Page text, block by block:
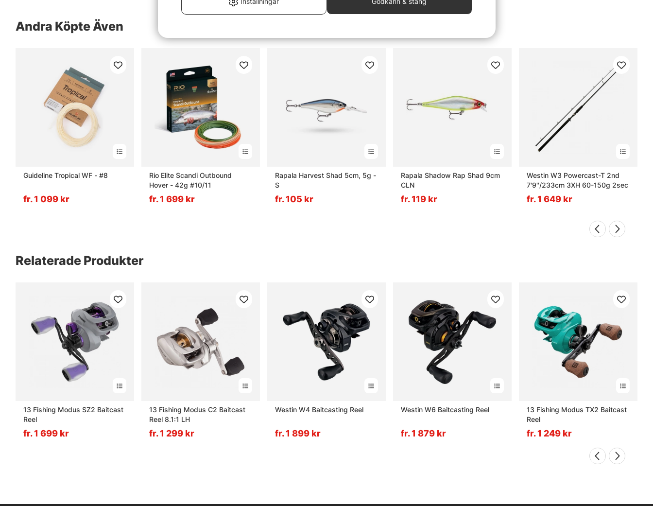
Andra Köpte Även
Guideline Tropical WF - #8
fr. 1 099 kr
Rio Elite Scandi Outbound
Hover - 42g #10/11
fr. 1 699 kr
Rapala Harvest Shad 5cm, 5g -
S
fr. 105 kr
Rapala Shadow Rap Shad 9cm
CLN
fr. 119 kr
Westin W3 Powercast-T 2nd
7'9''/233cm 3XH 60-150g 2sec
fr. 1 649 kr
Relaterade Produkter
13 Fishing Modus SZ2 Baitcast
Reel
fr. 1 699 kr
13 Fishing Modus C2 Baitcast
Reel 8.1:1 LH
fr. 1 299 kr
Westin W4 Baitcasting Reel
fr. 1 899 kr
Westin W6 Baitcasting Reel
fr. 1 879 kr
13 Fishing Modus TX2 Baitcast
Reel
fr. 1 249 kr